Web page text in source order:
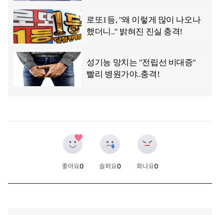
좋아요0
슬퍼요0
화나요0